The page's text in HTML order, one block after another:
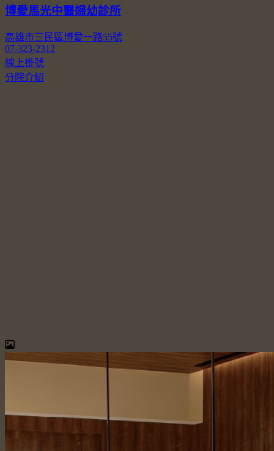
博愛馬光中醫婦幼診所
高雄市三民區博愛一路55號
07-323-2312
線上掛號
分院介紹